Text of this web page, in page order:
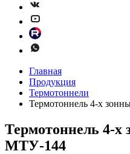
Главная
Продукция
Термотоннели
Термотоннель 4-х
Термотоннель 4-х
МТУ-144